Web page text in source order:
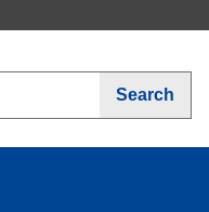
Search